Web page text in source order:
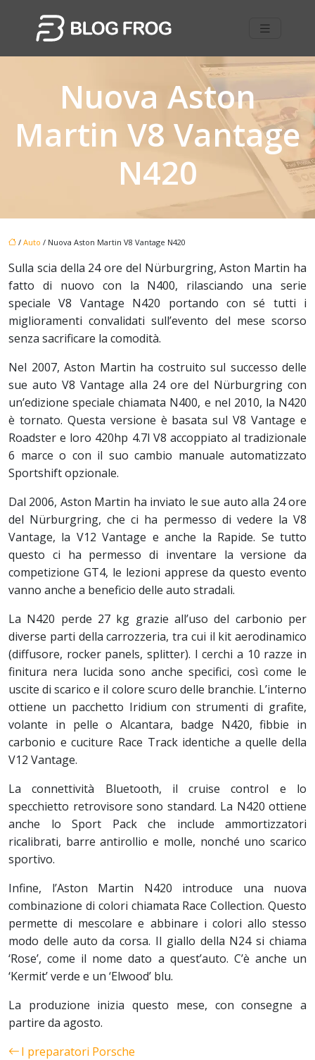
Nuova Aston
Martin V8 Vantage
N420
/ Auto / Nuova Aston Martin V8 Vantage N420
Sulla scia della 24 ore del Nürburgring, Aston Martin ha
fatto di nuovo con la N400, rilasciando una serie
speciale V8 Vantage N420 portando con sé tutti i
miglioramenti convalidati sull’evento del mese scorso
senza sacrificare la comodità.
Nel 2007, Aston Martin ha costruito sul successo delle
sue auto V8 Vantage alla 24 ore del Nürburgring con
un’edizione speciale chiamata N400, e nel 2010, la N420
è tornato. Questa versione è basata sul V8 Vantage e
Roadster e loro 420hp 4.7l V8 accoppiato al tradizionale
6 marce o con il suo cambio manuale automatizzato
Sportshift opzionale.
Dal 2006, Aston Martin ha inviato le sue auto alla 24 ore
del Nürburgring, che ci ha permesso di vedere la V8
Vantage, la V12 Vantage e anche la Rapide. Se tutto
questo ci ha permesso di inventare la versione da
competizione GT4, le lezioni apprese da questo evento
vanno anche a beneficio delle auto stradali.
La N420 perde 27 kg grazie all’uso del carbonio per
diverse parti della carrozzeria, tra cui il kit aerodinamico
(diffusore, rocker panels, splitter). I cerchi a 10 razze in
finitura nera lucida sono anche specifici, così come le
uscite di scarico e il colore scuro delle branchie. L’interno
ottiene un pacchetto Iridium con strumenti di grafite,
volante in pelle o Alcantara, badge N420, fibbie in
carbonio e cuciture Race Track identiche a quelle della
V12 Vantage.
La connettività Bluetooth, il cruise control e lo
specchietto retrovisore sono standard. La N420 ottiene
anche lo Sport Pack che include ammortizzatori
ricalibrati, barre antirollio e molle, nonché uno scarico
sportivo.
Infine, l’Aston Martin N420 introduce una nuova
combinazione di colori chiamata Race Collection. Questo
permette di mescolare e abbinare i colori allo stesso
modo delle auto da corsa. Il giallo della N24 si chiama
‘Rose’, come il nome dato a quest’auto. C’è anche un
‘Kermit’ verde e un ‘Elwood’ blu.
La produzione inizia questo mese, con consegne a
partire da agosto.
I preparatori Porsche